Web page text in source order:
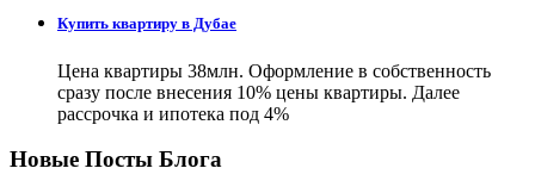
Купить квартиру в Дубае
Цена квартиры 38млн. Оформление в собственность
сразу после внесения 10% цены квартиры. Далее
рассрочка и ипотека под 4%
Новые Посты Блога